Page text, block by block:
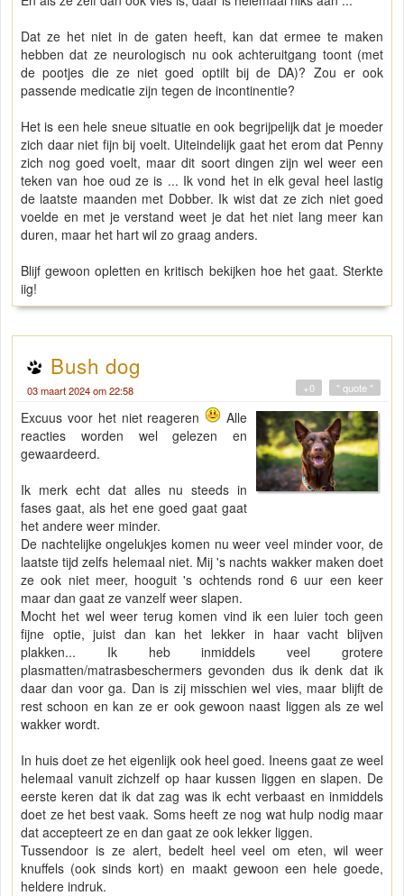
Dat ze het niet in de gaten heeft, kan dat ermee te maken
hebben dat ze neurologisch nu ook achteruitgang toont (met
de pootjes die ze niet goed optilt bij de DA)? Zou er ook
passende medicatie zijn tegen de incontinentie?
Het is een hele sneue situatie en ook begrijpelijk dat je moeder
zich daar niet fijn bij voelt. Uiteindelijk gaat het erom dat Penny
zich nog goed voelt, maar dit soort dingen zijn wel weer een
teken van hoe oud ze is ... Ik vond het in elk geval heel lastig
de laatste maanden met Dobber. Ik wist dat ze zich niet goed
voelde en met je verstand weet je dat het niet lang meer kan
duren, maar het hart wil zo graag anders.
Blijf gewoon opletten en kritisch bekijken hoe het gaat. Sterkte
iig!
Bush dog
03 maart 2024 om 22:58 " quote "
+0
Excuus voor het niet reageren
Alle
reacties worden wel gelezen en
gewaardeerd.
Ik merk echt dat alles nu steeds in
fases gaat, als het ene goed gaat gaat
het andere weer minder.
De nachtelijke ongelukjes komen nu weer veel minder voor, de
laatste tijd zelfs helemaal niet. Mij 's nachts wakker maken doet
ze ook niet meer, hooguit 's ochtends rond 6 uur een keer
maar dan gaat ze vanzelf weer slapen.
Mocht het wel weer terug komen vind ik een luier toch geen
fijne optie, juist dan kan het lekker in haar vacht blijven
plakken... Ik heb inmiddels veel grotere
plasmatten/matrasbeschermers gevonden dus ik denk dat ik
daar dan voor ga. Dan is zij misschien wel vies, maar blijft de
rest schoon en kan ze er ook gewoon naast liggen als ze wel
wakker wordt.
In huis doet ze het eigenlijk ook heel goed. Ineens gaat ze weel
helemaal vanuit zichzelf op haar kussen liggen en slapen. De
eerste keren dat ik dat zag was ik echt verbaast en inmiddels
doet ze het best vaak. Soms heeft ze nog wat hulp nodig maar
dat accepteert ze en dan gaat ze ook lekker liggen.
Tussendoor is ze alert, bedelt heel veel om eten, wil weer
knuffels (ook sinds kort) en maakt gewoon een hele goede,
heldere indruk.